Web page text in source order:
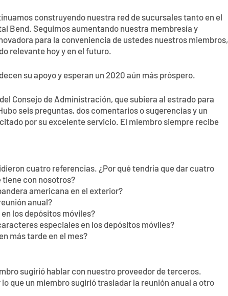
construyendo nuestra red de sucursales tanto en el
Bend. Seguimos aumentando nuestra membresía y
para la conveniencia de ustedes nuestros miembros,
relevante hoy y en el futuro.
su apoyo y esperan un 2020 aún más próspero.
Consejo de Administración, que subiera al estrado para
seis preguntas, dos comentarios o sugerencias y un
por su excelente servicio. El miembro siempre recibe
cuatro referencias. ¿Por qué tendría que dar cuatro
tiene con nosotros?
americana en el exterior?
anual?
los depósitos móviles?
especiales en los depósitos móviles?
más tarde en el mes?
sugirió hablar con nuestro proveedor de terceros.
que un miembro sugirió trasladar la reunión anual a otro